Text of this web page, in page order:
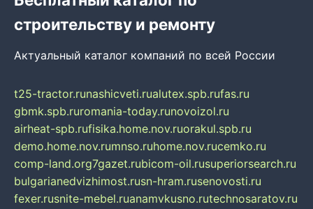
строительству и ремонту
Актуальный каталог компаний по всей России
t25-tractor.runashicveti.rualutex.spb.rufas.ru
gbmk.spb.ruromania-today.runovoizol.ru
airheat-spb.rufisika.home.nov.ruorakul.spb.ru
demo.home.nov.rumnso.ruhome.nov.rucemko.ru
comp-land.org7gazet.rubicom-oil.rusuperiorsearch.ru
bulgarianedvizhimost.rusn-hram.rusenovosti.ru
fexer.rusnite-mebel.ruanamvkusno.rutechnosaratov.ru